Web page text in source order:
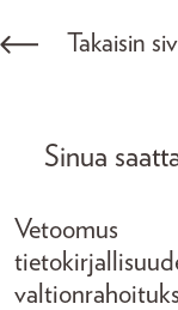
Takaisin
Sinua
Vetoomus